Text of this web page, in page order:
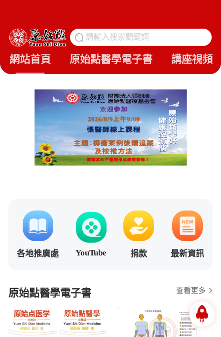
請輸入搜索關鍵詞
網站首頁 原始點醫學電子書 講座視頻
各地推廣處 YouTube 捐款 最新資訊
原始點醫學電子書 查看更多